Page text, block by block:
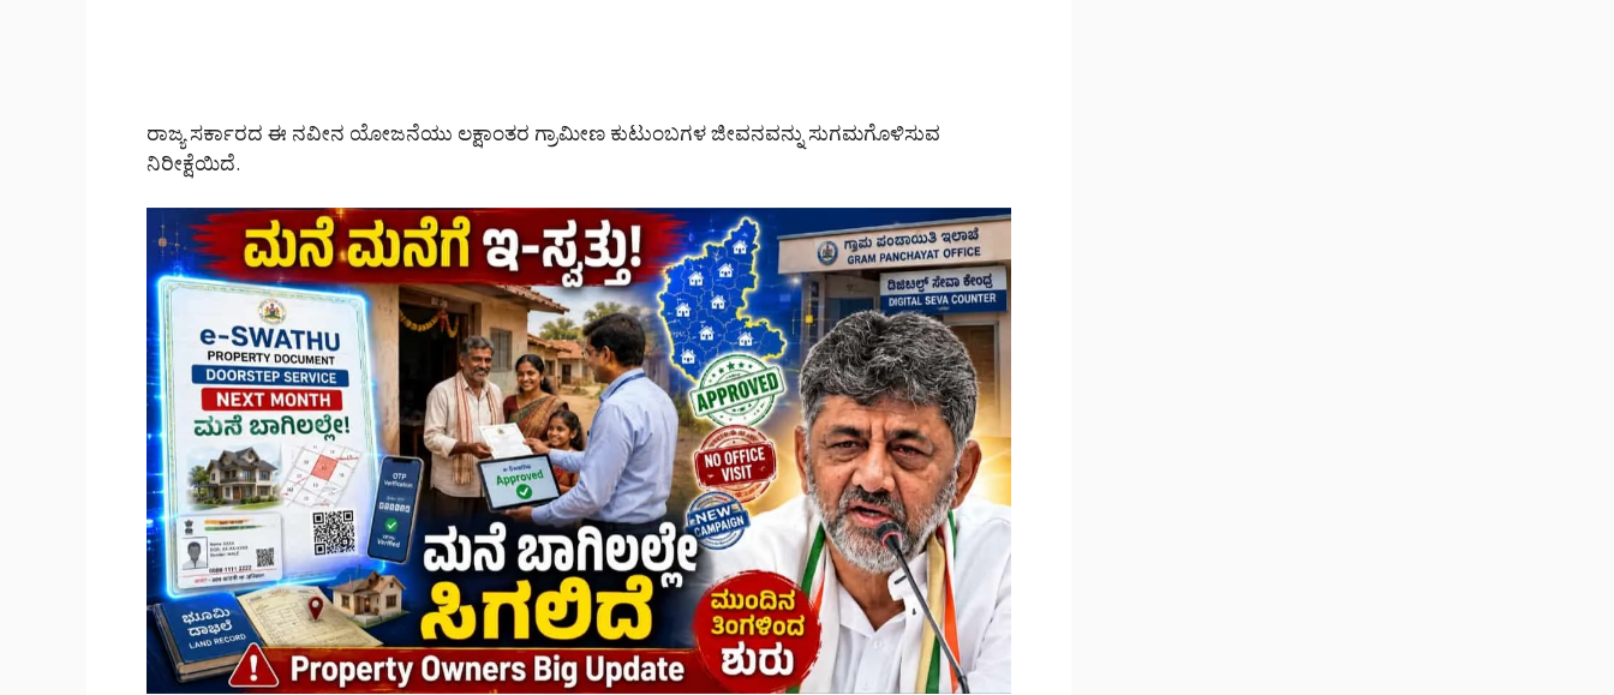
ರಾಜ್ಯ ಸರ್ಕಾರದ ಈ ನವೀನ ಯೋಜನೆಯು ಲಕ್ಷಾಂತರ ಗ್ರಾಮೀಣ ಕುಟುಂಬಗಳ ಜೀವನವನ್ನು ಸುಗಮಗೊಳಿಸುವ
ನಿರೀಕ್ಷೆಯಿದೆ.